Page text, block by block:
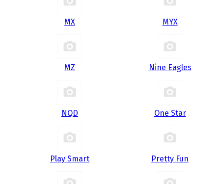
MX MYX
MZ Nine Eagles
NQD One Star
Play Smart Pretty Fun